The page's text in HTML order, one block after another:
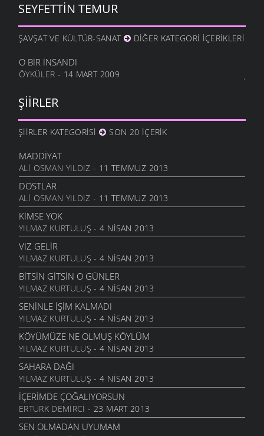
METINE
17 OCAK 2012
HALA OĞLU
31 ARALIK 2011
NE OLUR OĞUL
DURDUM
10 ARALIK 2011
ANAM
HESLER
27 KASIM 2011
BILEMEDIM
24 KASIM 2011
VARDIR
5 KASIM 2011
TOPRAKTIR
5 KASIM 2011
BITTI ÖĞRETMENIM
22 AĞUSTOS 2011
GENÇIYAN
15 AĞUSTOS 2011
ALDIRMA GÜLÜM
13 AĞUSTOS 2011
BENDE VARIM
24 TEMMUZ 2011
SARI KIZ
16 TEMMUZ 2011
SEYFETTIN TEMUR
ŞAVŞAT VE KÜLTÜR-SANAT DIĞER KATEGORI İÇERIKLERI
O BIR İNSANDI
ÖYKÜLER - 14 MART 2009
ŞIIRLER
ŞIIRLER KATEGORISI SON 20 İÇERIK
MADDIYAT
ALI OSMAN YILDIZ - 11 TEMMUZ 2013
DOSTLAR
ALI OSMAN YILDIZ - 11 TEMMUZ 2013
KIMSE YOK
YILMAZ KURTULUŞ - 4 NISAN 2013
VIZ GELIR
YILMAZ KURTULUŞ - 4 NISAN 2013
BITSIN GITSIN O GÜNLER
YILMAZ KURTULUŞ - 4 NISAN 2013
SENINLE İŞIM KALMADI
YILMAZ KURTULUŞ - 4 NISAN 2013
KÖYÜMÜZE NE OLMUŞ KÖYLÜM
YILMAZ KURTULUŞ - 4 NISAN 2013
SAHARA DAĞI
YILMAZ KURTULUŞ - 4 NISAN 2013
İÇERIMDE ÇOĞALIYORSUN
ERTÜRK DEMIRCI - 23 MART 2013
SEN OLMADAN UYUMAM